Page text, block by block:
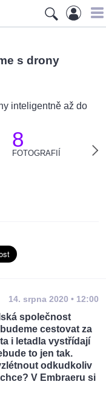
s drony
8
FOTOGRAFIÍ
14. srpna 2020 • 12:00
společnost
cestovat za
i letadla vystřídají
to jen tak.
odkudkoliv
V Embraeru si